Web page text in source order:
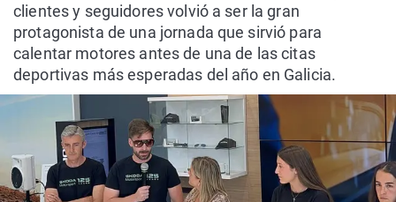
clientes y seguidores volvió a ser la gran
protagonista de una jornada que sirvió para
calentar motores antes de una de las citas
deportivas más esperadas del año en Galicia.